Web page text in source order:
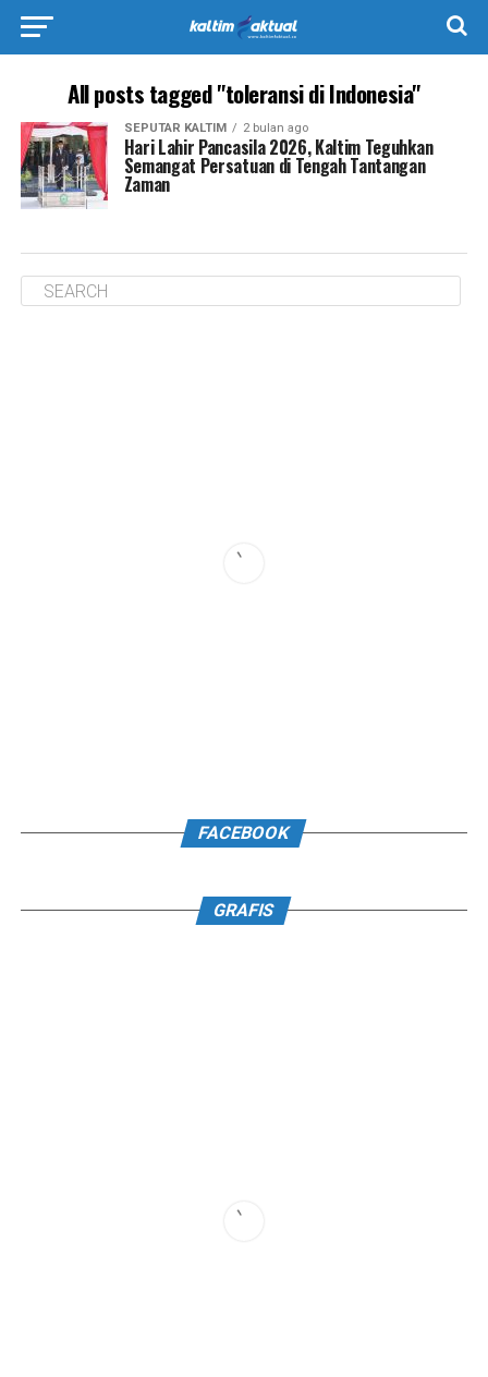
All posts tagged "toleransi di Indonesia"
SEPUTAR KALTIM 2 bulan ago
Hari Lahir Pancasila 2026, Kaltim Teguhkan
Semangat Persatuan di Tengah Tantangan
Zaman
FACEBOOK
GRAFIS